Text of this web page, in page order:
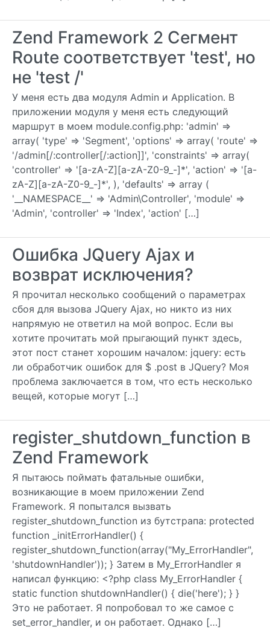
Zend Framework 2 Сегмент
Route соответствует 'test', но
не 'test /'
У меня есть два модуля Admin и Application. В
приложении модуля у меня есть следующий
маршрут в моем module.config.php: 'admin' =>
array( 'type' => 'Segment', 'options' => array( 'route' =>
'/admin[/:controller[/:action]]', 'constraints' => array(
'controller' => '[a-zA-Z][a-zA-Z0-9_-]*', 'action' => '[a-
zA-Z][a-zA-Z0-9_-]*', ), 'defaults' => array (
'__NAMESPACE__' => 'Admin\Controller', 'module' =>
'Admin', 'controller' => 'Index', 'action' […]
Ошибка JQuery Ajax и
возврат исключения?
Я прочитал несколько сообщений о параметрах
сбоя для вызова JQuery Ajax, но никто из них
напрямую не ответил на мой вопрос. Если вы
хотите прочитать мой прыгающий пункт здесь,
этот пост станет хорошим началом: jquery: есть
ли обработчик ошибок для $ .post в JQuery? Моя
проблема заключается в том, что есть несколько
вещей, которые могут […]
register_shutdown_function в
Zend Framework
Я пытаюсь поймать фатальные ошибки,
возникающие в моем приложении Zend
Framework. Я попытался вызвать
register_shutdown_function из бутстрапа: protected
function _initErrorHandler() {
register_shutdown_function(array("My_ErrorHandler",
'shutdownHandler')); } Затем в My_ErrorHandler я
написал функцию: <?php class My_ErrorHandler {
static function shutdownHandler() { die('here'); } }
Это не работает. Я попробовал то же самое с
set_error_handler, и он работает. Однако […]